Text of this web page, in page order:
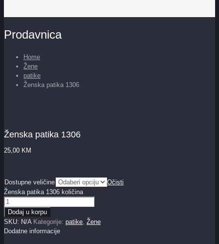
Prodavnica
Home
Žene
patike
Ženska patika 1306
Ženska patika 1306
25,00 KM
Dostupne veličine
Očisti
Ženska patika 1306 količina
Dodaj u korpu
SKU: N/A Kategorije: patike, Žene
Dodatne informacije